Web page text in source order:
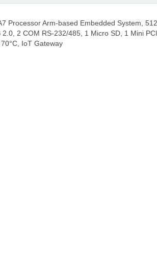
Processor Arm-based Embedded System,
2 COM RS-232/485, 1 Micro SD, 1 Mini
IoT Gateway